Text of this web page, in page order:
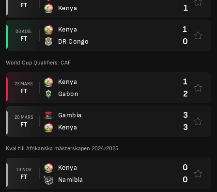
FT
Kenya
1
03 AUG.
FT
Kenya
DR Congo
1
0
World Cup Qualifiers: CAF
23 MARS
FT
Kenya
Gabon
1
2
20 MARS
FT
Gambia
Kenya
3
3
Kval till Afrikanska mästerskapen 2024/2025
19 NOV.
FT
Kenya
Namibia
0
0